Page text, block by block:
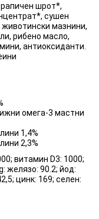
шрот*,
сушен
животински мазнини,
рибено масло,
антиоксиданти.
омега-3 мастни
1,4%
2,3%
витамин D3: 1000;
желязо: 90.2; йод:
цинк: 169; селен: